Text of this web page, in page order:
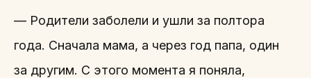
— Родители заболели и ушли за полтора
года. Сначала мама, а через год папа, один
за другим. С этого момента я поняла,